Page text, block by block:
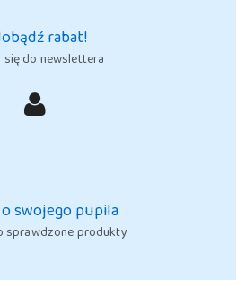
rabat!
się do newslettera
swojego pupila
sprawdzone produkty